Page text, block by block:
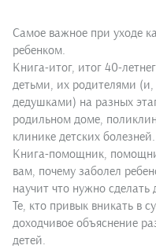
Самое важное при уходе
ребенком.
Книга-итог, итог 40-
детьми, их родителями
дедушками) на разных
родильном доме,
клинике детских болезней.
Книга-помощник,
вам, почему заболел
научит что нужно сделать
Те, кто привык вникать в
доходчивое объяснение
детей.